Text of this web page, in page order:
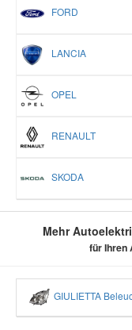
FORD
LANCIA
OPEL
RENAULT
SKODA
Mehr
für Ihren
GIULIETTA